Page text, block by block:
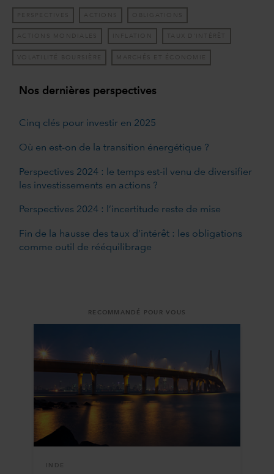
PERSPECTIVES ACTIONS OBLIGATIONS
ACTIONS MONDIALES INFLATION TAUX D’INTÉRÊT
VOLATILITÉ BOURSIÈRE MARCHÉS ET ÉCONOMIE
Nos dernières perspectives
Cinq clés pour investir en 2025
Où en est-on de la transition énergétique ?
Perspectives 2024 : le temps est-il venu de diversifier
les investissements en actions ?
Perspectives 2024 : l’incertitude reste de mise
Fin de la hausse des taux d’intérêt : les obligations
comme outil de rééquilibrage
RECOMMANDÉ POUR VOUS
INDE